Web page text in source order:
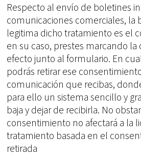
Respecto al envío de boletines
comunicaciones comerciales, la
legitima dicho tratamiento es el
en su caso, prestes marcando la
efecto junto al formulario. En
podrás retirar ese
comunicación que recibas,
para ello un sistema sencillo y
baja y dejar de recibirla. No
consentimiento no afectará a la
tratamiento basada en el
retirada